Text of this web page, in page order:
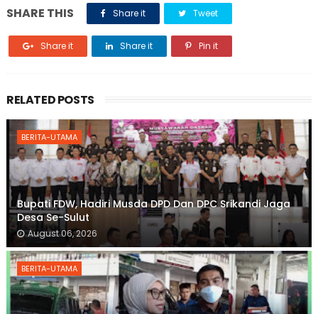
SHARE THIS Share it Tweet
Share it Share it Pin it
RELATED POSTS
BERITA-UTAMA
Bupati FDW, Hadiri Musda DPD Dan DPC Srikandi Jaga
Desa Se-Sulut
August 06, 2026
BERITA-UTAMA